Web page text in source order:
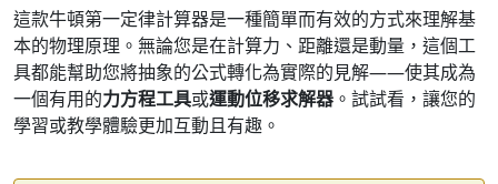
這款牛頓第一定律計算器是一種簡單而有效的方式來理解基
本的物理原理。無論您是在計算力、距離還是動量，這個工
具都能幫助您將抽象的公式轉化為實際的見解——使其成為
一個有用的力方程工具或運動位移求解器 。試試看，讓您的
學習或教學體驗更加互動且有趣。